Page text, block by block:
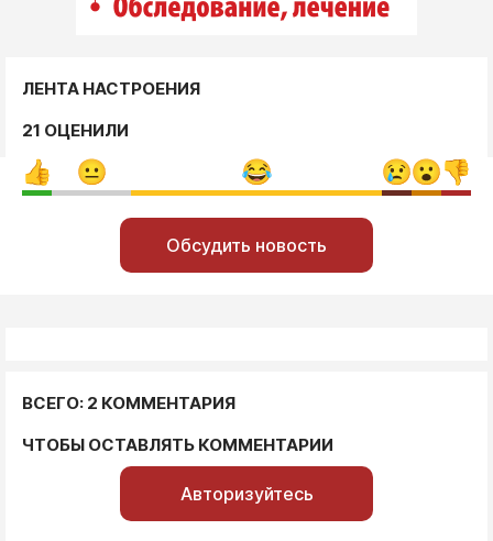
ЛЕНТА НАСТРОЕНИЯ
21 ОЦЕНИЛИ
Обсудить новость
ВСЕГО: 2 КОММЕНТАРИЯ
ЧТОБЫ ОСТАВЛЯТЬ КОММЕНТАРИИ
Авторизуйтесь